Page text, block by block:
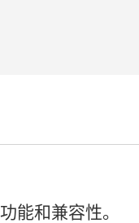
功能和兼容性。